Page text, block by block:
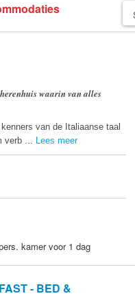
waarin van alles
van de Italiaanse taal
verb ... Lees meer
kamer voor 1 dag
- BED &